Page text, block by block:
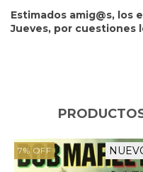
Estimados amig@s, los
Jueves, por cuestiones
7% OFF